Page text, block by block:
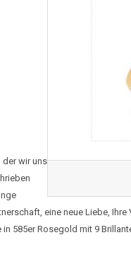
der wir uns
eine neue Liebe,
585er Rosegold mit 9